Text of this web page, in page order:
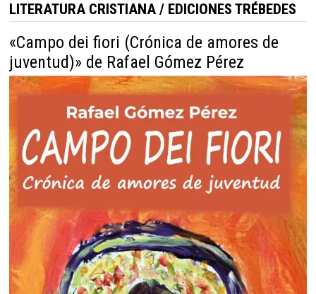
LITERATURA CRISTIANA / EDICIONES TRÉBEDES
«Campo dei fiori (Crónica de amores de
juventud)» de Rafael Gómez Pérez